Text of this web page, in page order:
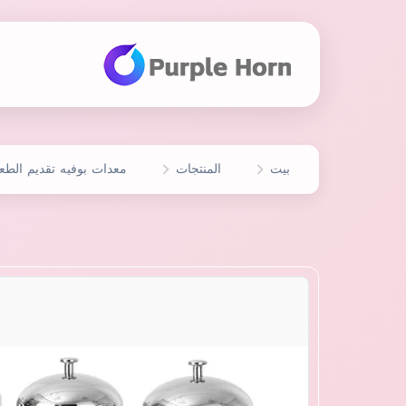
بيت المنتجات معدات بوفيه تقديم